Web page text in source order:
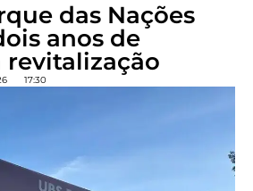
das Nações
anos de
revitalização
17:30